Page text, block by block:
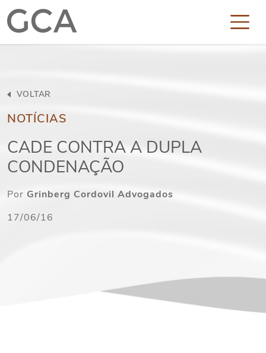
NOTÍCIAS
VOLTAR
CADE CONTRA A DUPLA
CONDENAÇÃO
Por Grinberg Cordovil Advogados
17/06/16